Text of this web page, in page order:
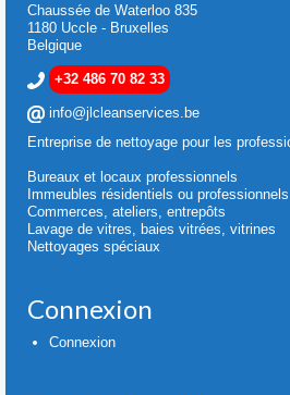
Chaussée de Waterloo 835
1180 Uccle - Bruxelles
Belgique
+32 486 70 82 33
info@jlcleanservices.be
Entreprise de nettoyage pour les
Bureaux et locaux professionnels
Immeubles résidentiels ou professionnels
Commerces, ateliers, entrepôts
Lavage de vitres, baies vitrées, vitrines
Nettoyages spéciaux
Connexion
Connexion